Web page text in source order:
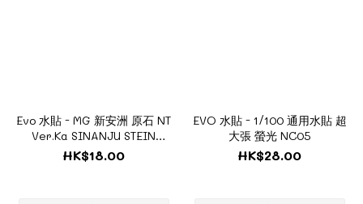
Evo 水貼 - MG 新安洲 原石 NT
Ver.Ka SINANJU STEIN
[NARRATIVE Ver.Ka]螢光
1/100 MG-221
HK$18.00
EVO 水貼 - 1/100 通用水貼 超
大張 螢光 NC05
HK$28.00